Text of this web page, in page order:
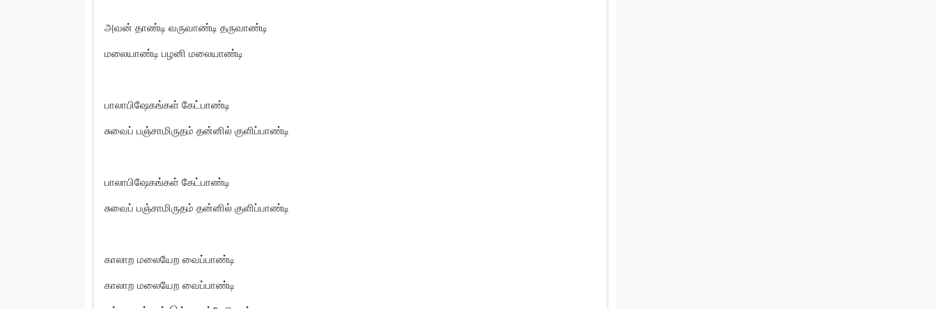
அவன் தாண்டி வருவாண்டி தருவாண்டி
மலையாண்டி பழனி மலையாண்டி
பாலாபிஷேகங்கள் கேட்பாண்டி
சுவைப் பஞ்சாமிருதம் தன்னில் குளிப்பாண்டி
பாலாபிஷேகங்கள் கேட்பாண்டி
சுவைப் பஞ்சாமிருதம் தன்னில் குளிப்பாண்டி
காலாற மலையேற வைப்பாண்டி
காலாற மலையேற வைப்பாண்டி